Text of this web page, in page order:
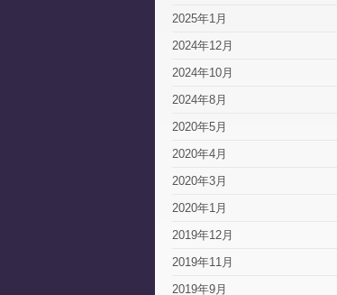
2025年1月
2024年12月
2024年10月
2024年8月
2020年5月
2020年4月
2020年3月
2020年1月
2019年12月
2019年11月
2019年9月